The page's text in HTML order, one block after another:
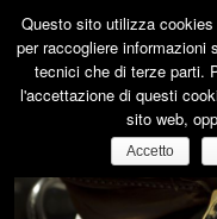
contenuto
Questo sito utilizza
per raccogliere
tecnici che di terze parti.
l'accettazione di questi
sito web,
Accetto